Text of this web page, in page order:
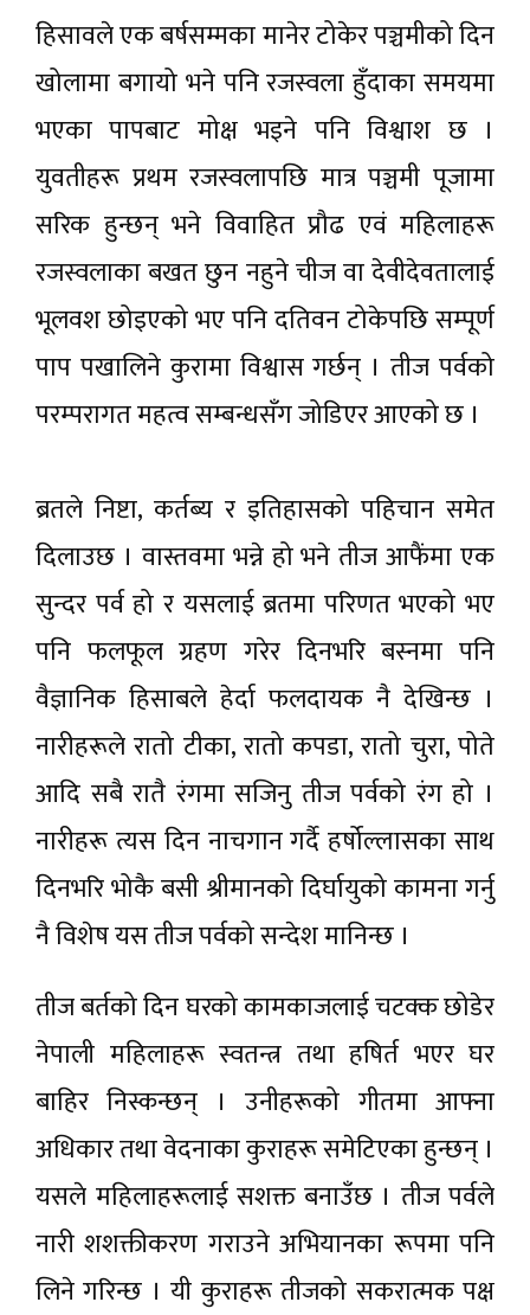
हिसावले एक बर्षसम्मका मानेर टोकेर पञ्चमीको दिन
खोलामा बगायो भने पनि रजस्वला हुँदाका समयमा
भएका पापबाट मोक्ष भइने पनि विश्वाश छ ।
युवतीहरू प्रथम रजस्वलापछि मात्र पञ्चमी पूजामा
सरिक हुन्छन् भने विवाहित प्रौढ एवं महिलाहरू
रजस्वलाका बखत छुन नहुने चीज वा देवीदेवतालाई
भूलवश छोइएको भए पनि दतिवन टोकेपछि सम्पूर्ण
पाप पखालिने कुरामा विश्वास गर्छन् । तीज पर्वको
परम्परागत महत्व सम्बन्धसँग जोडिएर आएको छ ।
ब्रतले निष्टा, कर्तब्य र इतिहासको पहिचान समेत
दिलाउछ । वास्तवमा भन्ने हो भने तीज आफैंमा एक
सुन्दर पर्व हो र यसलाई ब्रतमा परिणत भएको भए
पनि फलफूल ग्रहण गरेर दिनभरि बस्नमा पनि
वैज्ञानिक हिसाबले हेर्दा फलदायक नै देखिन्छ ।
नारीहरूले रातो टीका, रातो कपडा, रातो चुरा, पोते
आदि सबै रातै रंगमा सजिनु तीज पर्वको रंग हो ।
नारीहरू त्यस दिन नाचगान गर्दै हर्षोल्लासका साथ
दिनभरि भोकै बसी श्रीमानको दिर्घायुको कामना गर्नु
नै विशेष यस तीज पर्वको सन्देश मानिन्छ ।
तीज बर्तको दिन घरको कामकाजलाई चटक्क छोडेर
नेपाली महिलाहरू स्वतन्त्र तथा हषिर्त भएर घर
बाहिर निस्कन्छन् । उनीहरूको गीतमा आफ्ना
अधिकार तथा वेदनाका कुराहरू समेटिएका हुन्छन् ।
यसले महिलाहरूलाई सशक्त बनाउँछ । तीज पर्वले
नारी शशक्तीकरण गराउने अभियानका रूपमा पनि
लिने गरिन्छ । यी कुराहरू तीजको सकरात्मक पक्ष